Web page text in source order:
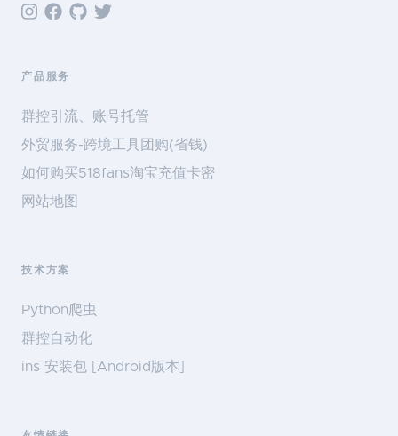
产品服务
群控引流、账号托管
外贸服务-跨境工具团购(省钱)
如何购买518fans淘宝充值卡密
网站地图
技术方案
Python爬虫
群控自动化
ins 安装包 [Android版本]